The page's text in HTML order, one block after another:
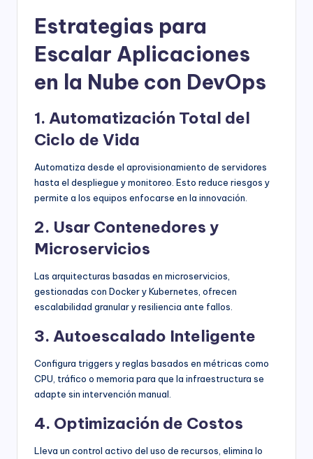
Estrategias para
Escalar Aplicaciones
en la Nube con DevOps
1. Automatización Total del
Ciclo de Vida
Automatiza desde el aprovisionamiento de servidores
hasta el despliegue y monitoreo. Esto reduce riesgos y
permite a los equipos enfocarse en la innovación.
2. Usar Contenedores y
Microservicios
Las arquitecturas basadas en microservicios,
gestionadas con Docker y Kubernetes, ofrecen
escalabilidad granular y resiliencia ante fallos.
3. Autoescalado Inteligente
Configura triggers y reglas basados en métricas como
CPU, tráfico o memoria para que la infraestructura se
adapte sin intervención manual.
4. Optimización de Costos
Lleva un control activo del uso de recursos, elimina lo